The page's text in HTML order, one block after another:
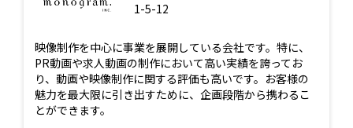
1-5-12
映像制作を中心に事業を展開している会社です。特に、
PR動画や求人動画の制作において高い実績を誇ってお
り、動画や映像制作に関する評価も高いです。お客様の
魅力を最大限に引き出すために、企画段階から携わるこ
とができます。